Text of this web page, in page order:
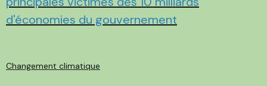
d'économies du gouvernement
Changement climatique